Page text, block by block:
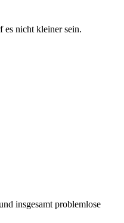
es nicht kleiner sein.
insgesamt problemlose